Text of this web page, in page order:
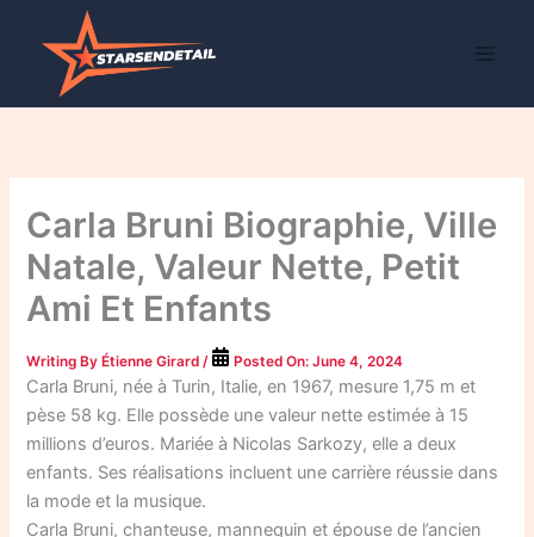
Carla Bruni Biographie, Ville
Natale, Valeur Nette, Petit
Ami Et Enfants
Writing ByÉtienne Girard / Posted On:June 4, 2024
Carla Bruni, née à Turin, Italie, en 1967, mesure 1,75 m et
pèse 58 kg. Elle possède une valeur nette estimée à 15
millions d’euros. Mariée à Nicolas Sarkozy, elle a deux
enfants. Ses réalisations incluent une carrière réussie dans
la mode et la musique.
Carla Bruni, chanteuse, mannequin et épouse de l’ancien